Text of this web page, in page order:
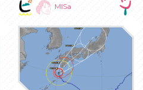
MISa